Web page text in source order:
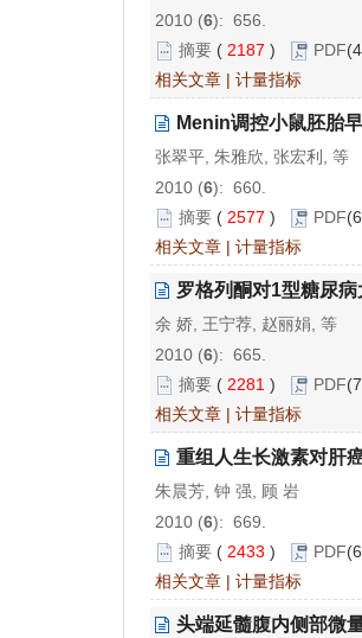
2010 (6): 656.
摘要 ( 2187 ) PDF
相关文章 | 计量指标
Menin调控小鼠胚胎
张翠平, 朱雅欣, 张宏利, 等
2010 (6): 660.
摘要 ( 2577 ) PDF
相关文章 | 计量指标
罗格列酮对1型糖尿
余 娇, 王宁荐, 赵丽娟, 等
2010 (6): 665.
摘要 ( 2281 ) PDF
相关文章 | 计量指标
重组人生长激素对肝
朱晨芳, 钟 强, 顾 岩
2010 (6): 669.
摘要 ( 2433 ) PDF
相关文章 | 计量指标
头端延髓腹内侧部微